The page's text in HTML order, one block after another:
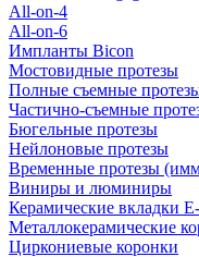
All-on-4
All-on-6
Импланты Bicon
Мостовидные протезы
Полные съемные
Частично-съемные
Бюгельные протезы
Нейлоновые протезы
Временные протезы
Виниры и люминиры
Керамические вкладки
Металлокерамические
Циркониевые коронки